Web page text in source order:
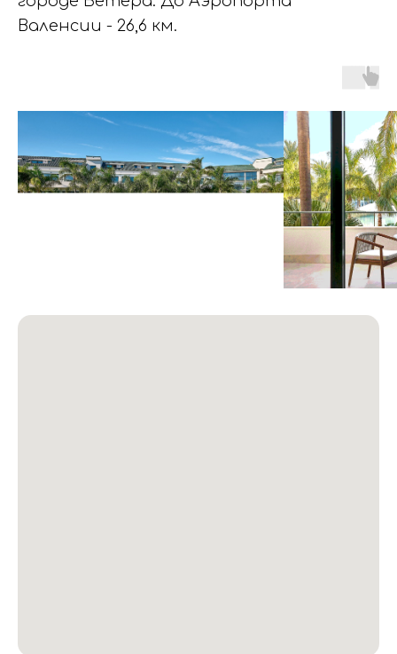
Валенсии - 26,6 км.